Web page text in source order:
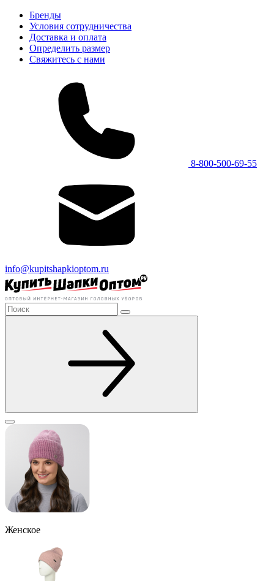
Бренды
Условия сотрудничества
Доставка и оплата
Определить размер
Свяжитесь с нами
8-800-500-69-55
info@kupitshapkioptom.ru
Женское